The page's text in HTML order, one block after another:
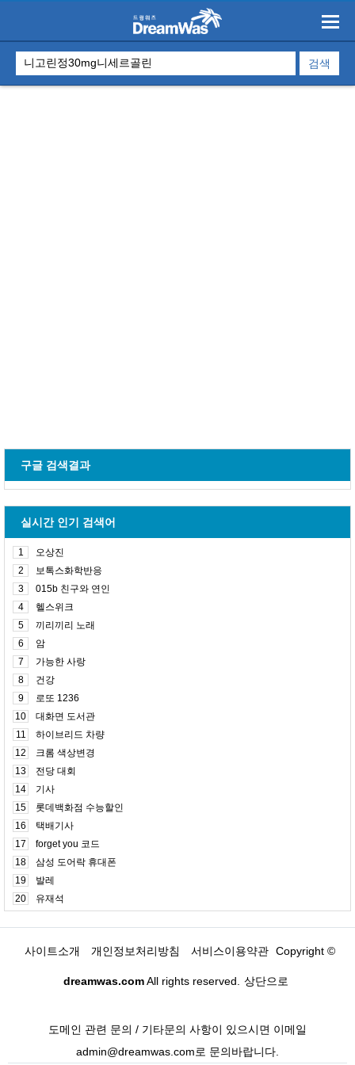
구글 검색결과
실시간 인기 검색어
1
오상진
2
보톡스화학반응
3
015b 친구와 연인
4
헬스위크
5
끼리끼리 노래
6
암
7
가능한 사랑
8
건강
9
로또 1236
10
대화면 도서관
11
하이브리드 차량
12
크롬 색상변경
13
전당 대회
14
기사
15
롯데백화점 수능할인
16
택배기사
17
forget you 코드
18
삼성 도어락 휴대폰
19
발레
20
유재석
사이트소개 개인정보처리방침 서비스이용약관 Copyright ©
dreamwas.comAll rights reserved. 상단으로
도메인 관련 문의 / 기타문의 사항이 있으시면 이메일
admin@dreamwas.com로 문의바랍니다.